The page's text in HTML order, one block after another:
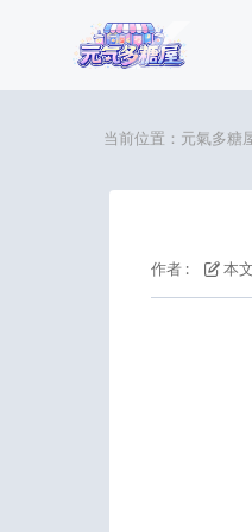
当前位置： 元氣多糖
作者 : 本